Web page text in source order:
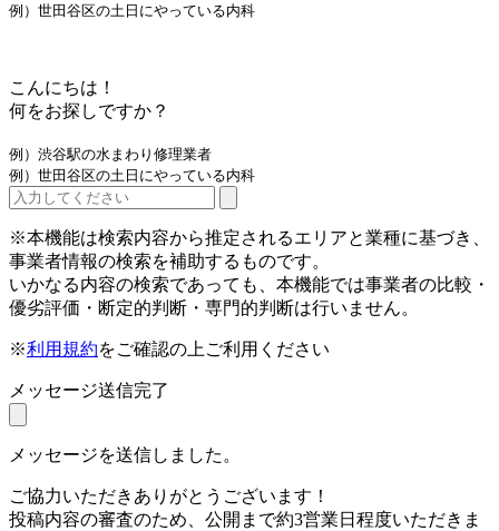
例）世田谷区の土日にやっている内科
こんにちは！
何をお探しですか？
例）渋谷駅の水まわり修理業者
例）世田谷区の土日にやっている内科
※本機能は検索内容から推定されるエリアと業種に基づき、
事業者情報の検索を補助するものです。
いかなる内容の検索であっても、本機能では事業者の比較・
優劣評価・断定的判断・専門的判断は行いません。
※利用規約をご確認の上ご利用ください
メッセージ送信完了
メッセージを送信しました。
ご協力いただきありがとうございます！
投稿内容の審査のため、公開まで約3営業日程度いただきま